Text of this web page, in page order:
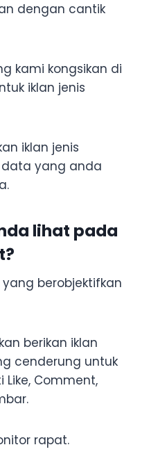
dengan cantik
kami kongsikan di
iklan jenis
iklan jenis
data yang anda
lihat pada
yang berobjektifkan
berikan iklan
cenderung untuk
Comment,
rapat.